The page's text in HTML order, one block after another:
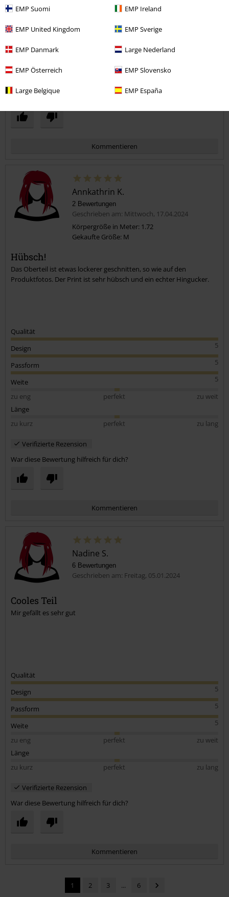
EMP Suomi EMP Ireland
EMP United Kingdom EMP Sverige
EMP Danmark Large Nederland
EMP Österreich EMP Slovensko
Large Belgique EMP España
Passform
zu eng
perfekt
Länge
War diese Bewertung hilfreich für dich?
Kommentieren
Kommentar jetzt abschicken!
Annkathrin K.
2 Bewertungen
Geschrieben am: Mittwoch, 17.04.2024
Körpergröße in Meter: 1.72
Gekaufte Größe: M
Hübsch!
Das Oberteil ist etwas lockerer geschnitten, so wie auf den
Produktfotos. Der Print ist sehr hübsch und ein echter Hingucker.
Qualität
5
Design
5
Passform
5
Weite
zu eng
perfekt
zu weit
Länge
zu kurz
perfekt zu lang
Verifizierte Rezension
War diese Bewertung hilfreich für dich?
Kommentieren
Kommentar jetzt abschicken!
Nadine S.
6 Bewertungen
Geschrieben am: Freitag, 05.01.2024
Cooles Teil
Mir gefällt es sehr gut
Qualität
5
Design
5
Passform
5
Weite
zu eng
perfekt
zu weit
Länge
zu kurz
perfekt zu lang
Verifizierte Rezension
War diese Bewertung hilfreich für dich?
Kommentieren
1 2 3 ... 6